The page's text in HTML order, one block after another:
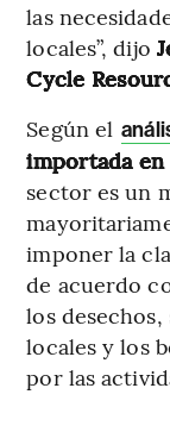
las
locales”, dijo
Cycle
Según el
importada
sector es un
imponer la
de acuerdo
los
locales y los
por las